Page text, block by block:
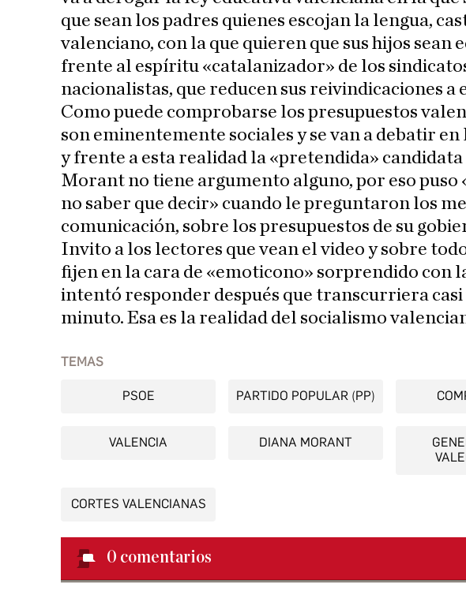
que sean los padres quienes escojan la lengua,
valenciano, con la que quieren que sus hijos sean
frente al espíritu «catalanizador» de los
nacionalistas, que reducen sus reivindicaciones a
Como puede comprobarse los presupuestos
son eminentemente sociales y se van a debatir en
y frente a esta realidad la «pretendida» candidata
Morant no tiene argumento alguno, por eso puso
no saber que decir» cuando le preguntaron los
comunicación, sobre los presupuestos de su
Invito a los lectores que vean el video y sobre
fijen en la cara de «emoticono» sorprendido con
intentó responder después que transcurriera casi
minuto. Esa es la realidad del socialismo
TEMAS
PSOE PARTIDO POPULAR (PP)
VALENCIA DIANA MORANT
CORTES VALENCIANAS
0 comentarios